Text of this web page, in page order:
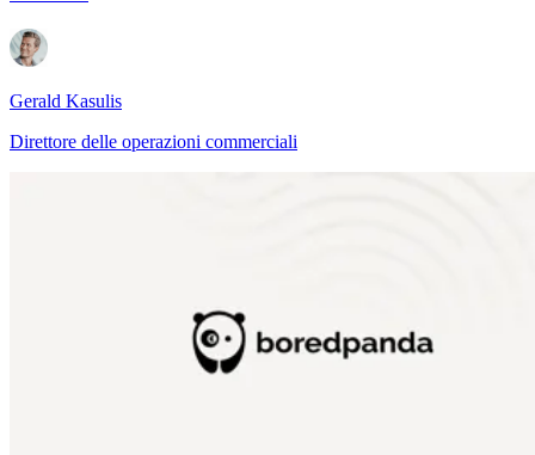
Gerald Kasulis
Direttore delle operazioni commerciali